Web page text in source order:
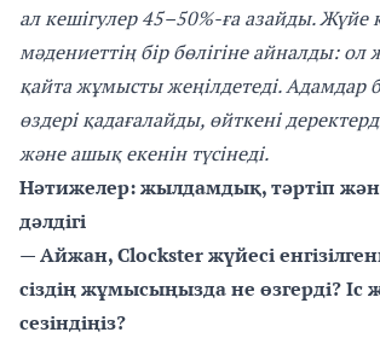
ал кешігулер 45–50%-ға азайды. Жүйе
мәдениеттің бір бөлігіне айналды:
қайта жұмысты жеңілдетеді. Адамдар
өздері қадағалайды, өйткені
және ашық екенін түсінеді.
Нәтижелер: жылдамдық, тәртіп
дәлдігі
— Айжан, Clockster жүйесі
сіздің жұмысыңызда не өзгерді? Іс
сезіндіңіз?